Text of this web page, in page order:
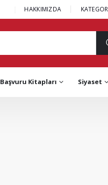
HAKKIMIZDA
Başvuru Kitapları Siyaset